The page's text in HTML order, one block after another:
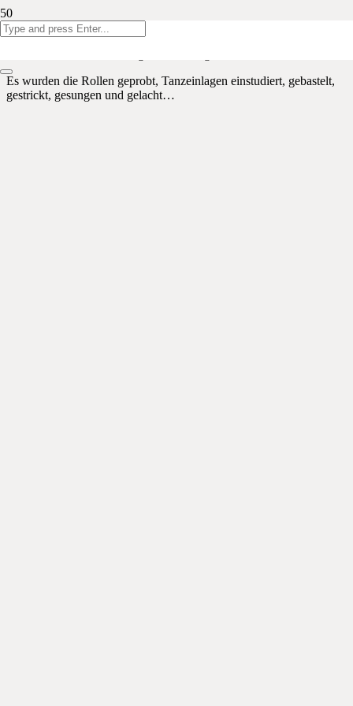
Unser vorletzter Projekttag in diesem Schuljahr bot den Kindern
vom 1. Kindergartenjahr bis zum 6. Schuljahr auch diesmal wieder
Es wurden die Rollen geprobt, Tanzeinlagen einstudiert, gebastelt,
gestrickt, gesungen und gelacht…